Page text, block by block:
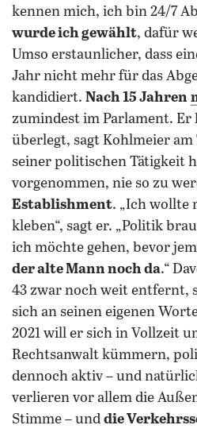
kennen mich, ich bin 24/7
wurde ich gewählt, dafür
Umso erstaunlicher, dass
Jahr nicht mehr für das
kandidiert. Nach 15 Jahren
zumindest im Parlament. Er
überlegt, sagt Kohlmeier am
seiner politischen Tätigkeit
vorgenommen, nie so zu
Establishment. „Ich wollte
kleben“, sagt er. „Politik
ich möchte gehen, bevor
der alte Mann noch da.“
43 zwar noch weit entfernt,
sich an seinen eigenen
2021 will er sich in Vollzeit
Rechtsanwalt kümmern,
dennoch aktiv – und
verlieren vor allem die
Stimme – und die